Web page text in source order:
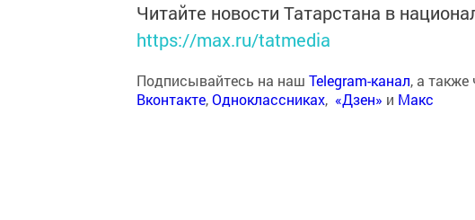
Читайте новости Татарстана в
https://max.ru/tatmedia
Подписывайтесь на наш Telegram-канал, а также
Вконтакте,Одноклассниках, «Дзен» и Макс